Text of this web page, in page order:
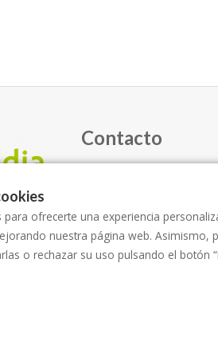
Contacto
972 36 98 63
ofrecerte una experiencia
nuestra página web. Asimismo,
o rechazar su uso pulsando el botón